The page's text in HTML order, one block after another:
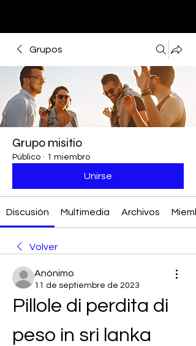
Grupos
Grupo misitio
Público · 1 miembro
Unirse
Discusión Multimedia Archivos
Volver
Anónimo
11 de septiembre de 2023
Pillole di perdita di
peso in sri lanka